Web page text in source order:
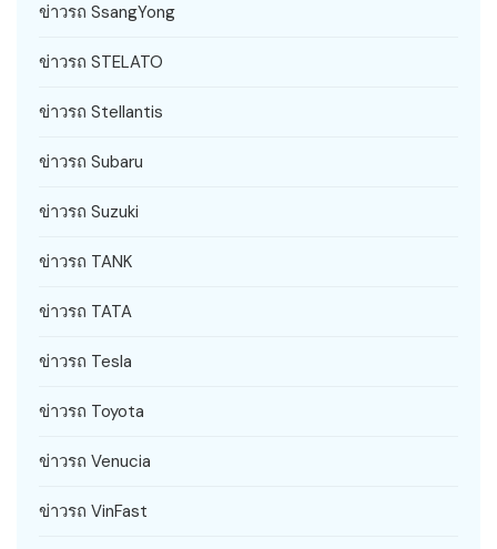
ข่าวรถ SsangYong
ข่าวรถ STELATO
ข่าวรถ Stellantis
ข่าวรถ Subaru
ข่าวรถ Suzuki
ข่าวรถ TANK
ข่าวรถ TATA
ข่าวรถ Tesla
ข่าวรถ Toyota
ข่าวรถ Venucia
ข่าวรถ VinFast